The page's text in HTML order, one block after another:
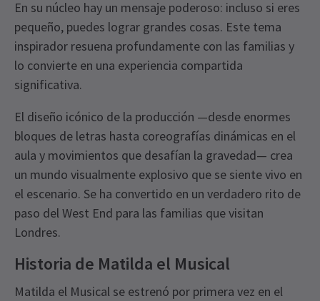
En su núcleo hay un mensaje poderoso: incluso si eres
pequeño, puedes lograr grandes cosas. Este tema
inspirador resuena profundamente con las familias y
lo convierte en una experiencia compartida
significativa.
El diseño icónico de la producción —desde enormes
bloques de letras hasta coreografías dinámicas en el
aula y movimientos que desafían la gravedad— crea
un mundo visualmente explosivo que se siente vivo en
el escenario. Se ha convertido en un verdadero rito de
paso del West End para las familias que visitan
Londres.
Historia de Matilda el Musical
Matilda el Musical se estrenó por primera vez en el